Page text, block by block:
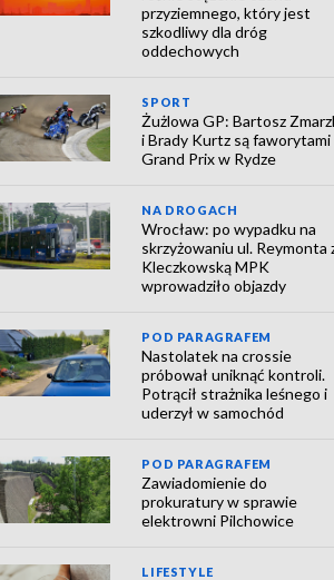
przyziemnego, który jest
szkodliwy dla dróg
oddechowych
SPORT
Żużlowa GP: Bartosz
i Brady Kurtz są faworytami
Grand Prix w Rydze
NA DROGACH
Wrocław: po wypadku na
skrzyżowaniu ul. Reymonta
Kleczkowską MPK
wprowadziło objazdy
POD PARAGRAFEM
Nastolatek na crossie
próbował uniknąć kontroli.
Potrącił strażnika leśnego i
uderzył w samochód
POD PARAGRAFEM
Zawiadomienie do
prokuratury w sprawie
elektrowni Pilchowice
LIFESTYLE